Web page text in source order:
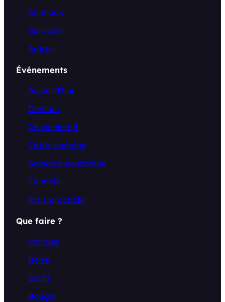
Animaux
Services
Autres
Événements
Aujourd’hui
Demain
Ce weekend
Cette semaine
Semaine prochaine
Ce mois
Mois prochain
Que faire ?
Manger
Boire
Sortir
Bouger